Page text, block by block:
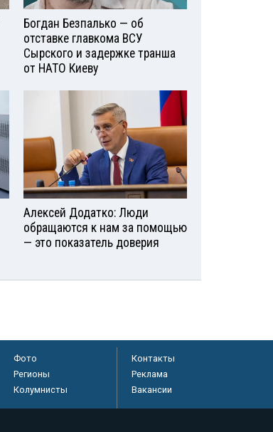
Богдан Безпалько — об
отставке главкома ВСУ
Сырского и задержке транша
от НАТО Киеву
Алексей Додатко: Люди
обращаются к нам за помощью
— это показатель доверия
Фото
Регионы
Колумнисты
Контакты
Реклама
Вакансии